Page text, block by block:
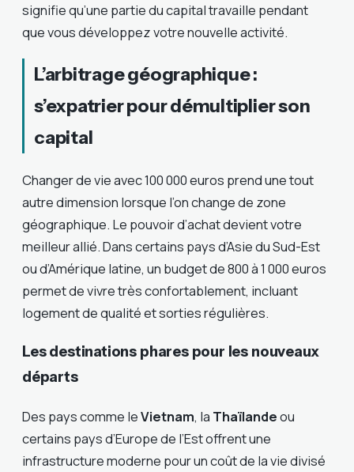
signifie qu’une partie du capital travaille pendant
que vous développez votre nouvelle activité.
L’arbitrage géographique :
s’expatrier pour démultiplier son
capital
Changer de vie avec 100 000 euros prend une tout
autre dimension lorsque l’on change de zone
géographique. Le pouvoir d’achat devient votre
meilleur allié. Dans certains pays d’Asie du Sud-Est
ou d’Amérique latine, un budget de 800 à 1 000 euros
permet de vivre très confortablement, incluant
logement de qualité et sorties régulières.
Les destinations phares pour les nouveaux
départs
Des pays comme leVietnam, la Thaïlandeou
certains pays d’Europe de l’Est offrent une
infrastructure moderne pour un coût de la vie divisé